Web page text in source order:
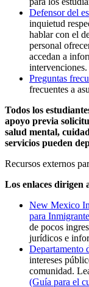
Defensor del
inquietud
hablar con el
personal
accedan a
intervenciones.
Preguntas
frecuentes a
Todos los
apoyo previa
salud mental,
servicios pueden
Recursos externos
Los enlaces dirigen
New Mexico
para
de pocos
jurídicos e
Departamento
intereses
comunidad.
(Guía para el